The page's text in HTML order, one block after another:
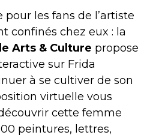
pour les fans de l’artiste
confinés chez eux : la
Arts & Culture propose
sur Frida
à se cultiver de son
virtuelle vous
cette femme
peintures, lettres,